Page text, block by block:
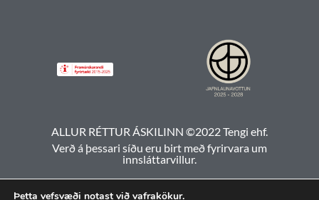
ALLUR RÉTTUR ÁSKILINN ©2022 Tengi ehf.
Verð á þessari síðu eru birt með fyrirvara um
innsláttarvillur.
Þetta vefsvæði notast við vafrakökur.